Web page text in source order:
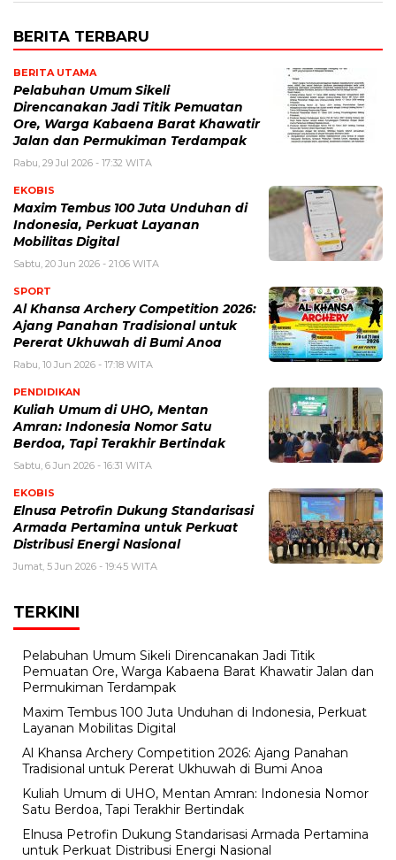
BERITA TERBARU
BERITA UTAMA
Pelabuhan Umum Sikeli
Direncanakan Jadi Titik Pemuatan
Ore, Warga Kabaena Barat Khawatir
Jalan dan Permukiman Terdampak
Rabu, 29 Jul 2026 - 17:32 WITA
EKOBIS
Maxim Tembus 100 Juta Unduhan di
Indonesia, Perkuat Layanan
Mobilitas Digital
Sabtu, 20 Jun 2026 - 21:06 WITA
SPORT
Al Khansa Archery Competition 2026:
Ajang Panahan Tradisional untuk
Pererat Ukhuwah di Bumi Anoa
Rabu, 10 Jun 2026 - 17:18 WITA
PENDIDIKAN
Kuliah Umum di UHO, Mentan
Amran: Indonesia Nomor Satu
Berdoa, Tapi Terakhir Bertindak
Sabtu, 6 Jun 2026 - 16:31 WITA
EKOBIS
Elnusa Petrofin Dukung Standarisasi
Armada Pertamina untuk Perkuat
Distribusi Energi Nasional
Jumat, 5 Jun 2026 - 19:45 WITA
TERKINI
Pelabuhan Umum Sikeli Direncanakan Jadi Titik
Pemuatan Ore, Warga Kabaena Barat Khawatir Jalan dan
Permukiman Terdampak
Maxim Tembus 100 Juta Unduhan di Indonesia, Perkuat
Layanan Mobilitas Digital
Al Khansa Archery Competition 2026: Ajang Panahan
Tradisional untuk Pererat Ukhuwah di Bumi Anoa
Kuliah Umum di UHO, Mentan Amran: Indonesia Nomor
Satu Berdoa, Tapi Terakhir Bertindak
Elnusa Petrofin Dukung Standarisasi Armada Pertamina
untuk Perkuat Distribusi Energi Nasional